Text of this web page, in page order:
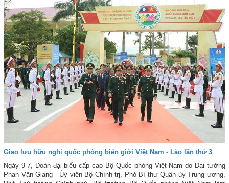
Giao lưu hữu nghị quốc phòng biên giới Việt Nam - Lào lần thứ 3
Ngày 9-7, Đoàn đại biểu cấp cao Bộ Quốc phòng Việt Nam do Đại tướng
Phan Văn Giang - Ủy viên Bộ Chính trị, Phó Bí thư Quân ủy Trung ương,